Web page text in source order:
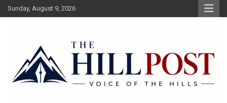
Skip
to
Sunday, August 9, 2026